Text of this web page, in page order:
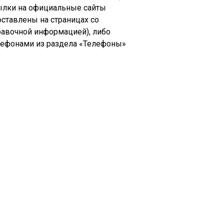
на официальные сайты
на страницах со
информацией), либо
из раздела «Телефоны»